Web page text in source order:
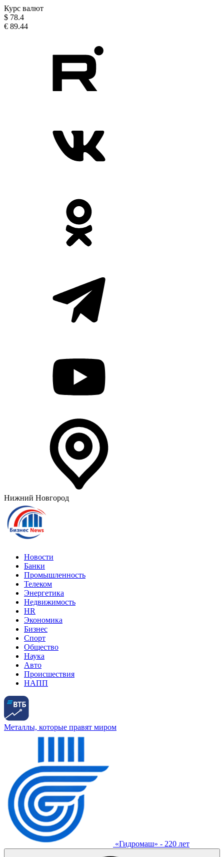
Курс валют
$ 78.4
€ 89.44
Нижний Новгород
Новости
Банки
Промышленность
Телеком
Энергетика
Недвижимость
HR
Экономика
Бизнес
Спорт
Общество
Наука
Авто
Происшествия
НАПП
Металлы, которые правят миром
«Гидромаш» - 220 лет